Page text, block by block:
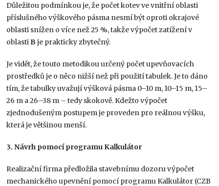
Důležitou podmínkou je, že počet kotev ve vnitřní oblasti
příslušného výškového pásma nesmí být oproti okrajové
oblasti snížen o více než 25 %, takže výpočet zatížení v
oblasti B je prakticky zbytečný.
Je vidět, že touto metodikou určený počet upevňovacích
prostředků je o něco nižší než při použití tabulek. Je to dáno
tím, že tabulky uvažují výšková pásma 0–10 m, 10–15 m, 15–
26 m a 26–38 m – tedy skokově. Kdežto výpočet
zjednodušeným postupem je proveden pro reálnou výšku,
která je většinou menší.
3. Návrh pomocí programu Kalkulátor
Realizační firma předložila stavebnímu dozoru výpočet
mechanického upevnění pomocí programu Kalkulátor (CZB